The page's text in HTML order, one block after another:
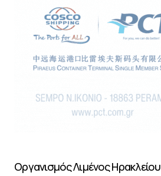
Οργανισμός Λιμένος Ηρακλείου